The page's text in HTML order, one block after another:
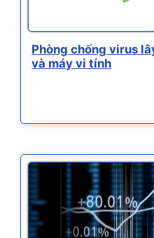
Phòng chống virus
và máy vi tính